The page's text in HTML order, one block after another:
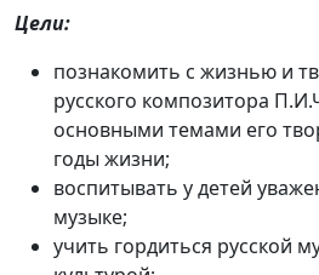
Цели:
познакомить с жизнью и
русского композитора
основными темами его
годы жизни;
воспитывать у детей
музыке;
учить гордиться русской